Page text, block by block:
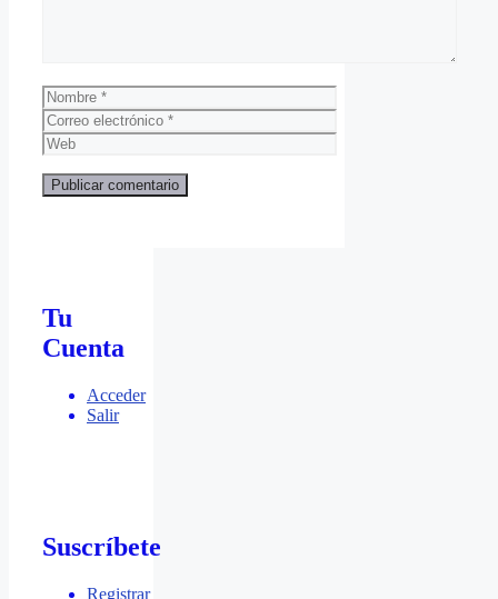
Nombre
Correo
electrónico
Web
Tu
Cuenta
Acceder
Salir
Suscríbete
Registrar